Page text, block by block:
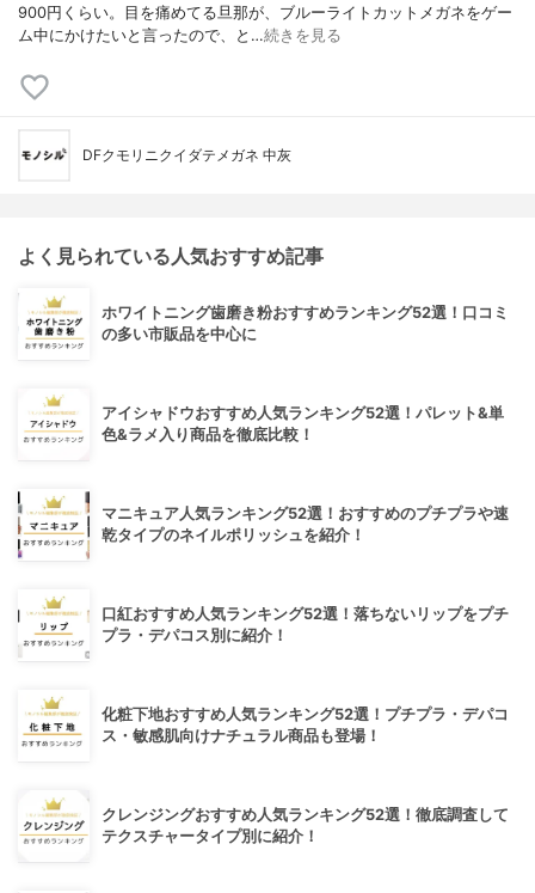
900円くらい。目を痛めてる旦那が、ブルーライトカットメガネをゲー
ム中にかけたいと言ったので、と…続きを見る
DFクモリニクイダテメガネ 中灰
よく見られている人気おすすめ記事
ホワイトニング歯磨き粉おすすめランキング52選！口コミ
の多い市販品を中心に
アイシャドウおすすめ人気ランキング52選！パレット&単
色&ラメ入り商品を徹底比較！
マニキュア人気ランキング52選！おすすめのプチプラや速
乾タイプのネイルポリッシュを紹介！
口紅おすすめ人気ランキング52選！落ちないリップをプチ
プラ・デパコス別に紹介！
化粧下地おすすめ人気ランキング52選！プチプラ・デパコ
ス・敏感肌向けナチュラル商品も登場！
クレンジングおすすめ人気ランキング52選！徹底調査して
テクスチャータイプ別に紹介！